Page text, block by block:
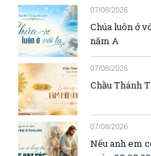
07/08/2026
Chúa luôn ở
năm A
07/08/2026
Chầu Thánh
07/08/2026
Nếu anh em